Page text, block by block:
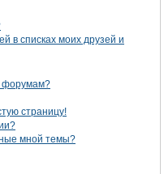
в списках моих друзей и
форумам?
страницу!
мной темы?